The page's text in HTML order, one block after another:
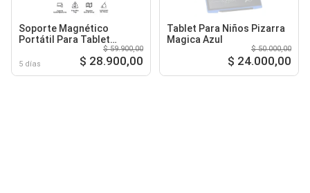
Soporte Magnético
Portátil Para Tablet
5 días
$ 59.900,00
$ 28.900,00
Tablet Para Niños Pizarra
Magica Azul
$ 50.000,00
$ 24.000,00